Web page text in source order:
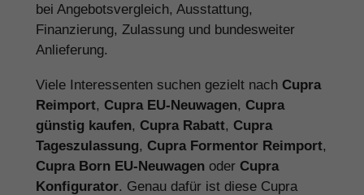
bei Angebotsvergleich, Ausstattung,
Finanzierung, Zulassung und bundesweiter
Anlieferung.
Viele Interessenten suchen gezielt nach Cupra
Reimport, Cupra EU-Neuwagen, Cupra
günstig kaufen, Cupra Rabatt, Cupra
Tageszulassung, Cupra Formentor Reimport,
Cupra Born EU-Neuwagen oder Cupra
Konfigurator. Genau dafür ist diese Cupra